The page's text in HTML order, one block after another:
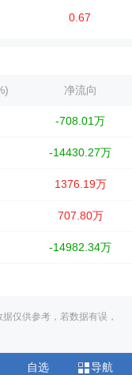
0.67
净流向
-708.01万
-14430.27万
1376.19万
707.80万
-14982.34万
仅供参考，若数据有误，
自选 导航